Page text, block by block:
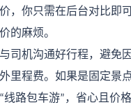
，你只需在后台对比即
的麻烦。
司机沟通好行程，避免
里程费。如果是固定景
“线路包车游”，省心且价格